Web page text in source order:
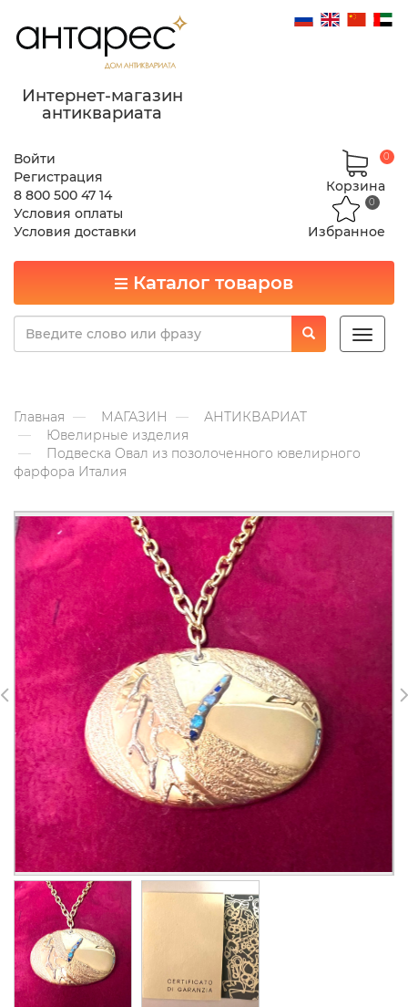
Интернет-магазин
антиквариата
Войти
Регистрация
8 800 500 47 14
Условия оплаты
Условия доставки
Корзина
0
Избранное
0
Каталог товаров
Toggle
Главная МАГАЗИН
АНТИКВАРИАТ
Ювелирные изделия
Подвеска Овал из позолоченного ювелирного
фарфора Италия